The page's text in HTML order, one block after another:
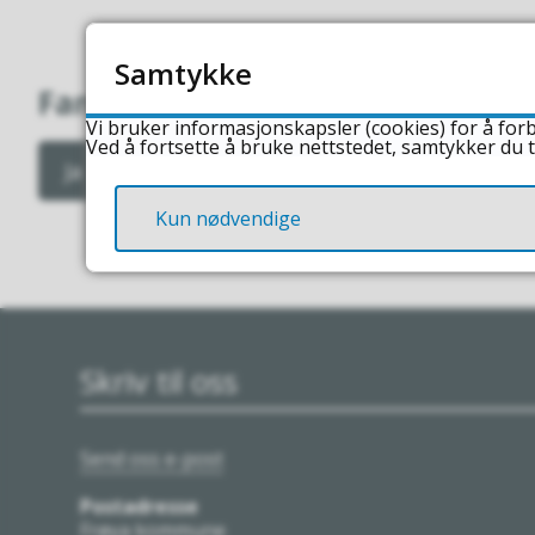
Fant du det du lette etter?
Ja
Skriv til oss
Send oss e-post
Postadresse
Samtykke
Vi bruker informasjonskapsler (cookies) for å
Ved å fortsette å bruke nettstedet, samtykker
Kun nødvendige